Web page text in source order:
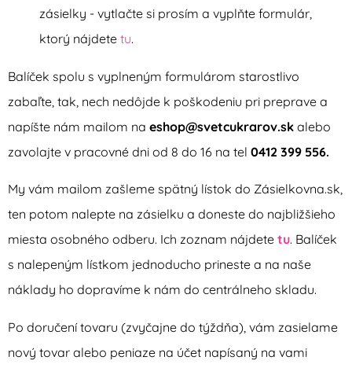
zásielky - vytlačte si prosím a vyplňte formulár,
ktorý nájdete tu.
Balíček spolu s vyplneným formulárom starostlivo
zabaľte, tak, nech nedôjde k poškodeniu pri preprave a
napíšte nám mailom na eshop@svetcukrarov.sk alebo
zavolajte v pracovné dni od 8 do 16 na tel 0412 399 556.
My vám mailom zašleme spätný lístok do Zásielkovna.sk,
ten potom nalepte na zásielku a doneste do najbližšieho
miesta osobného odberu. Ich zoznam nájdete tu. Balíček
s nalepeným lístkom jednoducho prineste a na naše
náklady ho dopravíme k nám do centrálneho skladu.
Po doručení tovaru (zvyčajne do týždňa), vám zasielame
nový tovar alebo peniaze na účet napísaný na vami